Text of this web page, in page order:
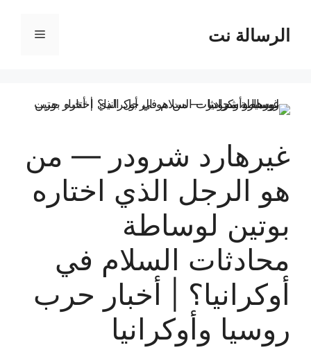
المحتوىالرسالة نت القائمة
غيرهارد شرودر — من
هو الرجل الذي اختاره
بوتين لوساطة
محادثات السلام في
أوكرانيا؟ | أخبار حرب
روسيا وأوكرانيا